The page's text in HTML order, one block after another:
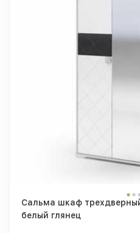
Сальма шкаф
белый глянец